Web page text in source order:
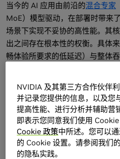
当今的 AI 应用由前沿的混合专家
MoE）模型驱动，在部署时带来
场景下实现不妥协的高性能。其
出之间存在根本性的权衡。具体
畅体验所要求的低延迟）与整体
有效的 AI 部署不能仅在某一点上
种运营需求。这个完整的性能配
射。NVIDIA 推理平台旨在跨所
保您可以部署合适的解决方案，
更大限度地降低每个工作负载的
NVIDIA 及其第三方合作伙伴
并记录您提供的信息，以及您
提高性能、进行分析并辅助营
即表示您同意我们使用
Cookie 政策中所述。您可以
的 Cookie 设置。请参阅我们的
的隐私实践。